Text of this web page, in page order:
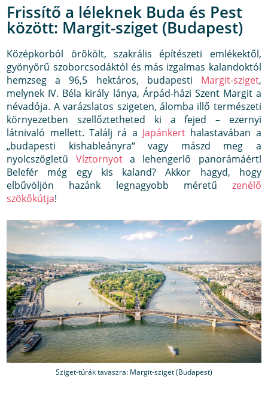
Frissítő a léleknek Buda és Pest
között: Margit-sziget (Budapest)
Középkorból örökölt, szakrális építészeti emlékektől,
gyönyörű szoborcsodáktól és más izgalmas kalandoktól
hemzseg a 96,5 hektáros, budapesti Margit-sziget,
melynek IV. Béla király lánya, Árpád-házi Szent Margit a
névadója. A varázslatos szigeten, álomba illő természeti
környezetben szellőztetheted ki a fejed – ezernyi
látnivaló mellett. Találj rá a Japánkert halastavában a
„budapesti kishableányra“ vagy mászd meg a
nyolcszögletű Víztornyota lehengerlő panorámáért!
Belefér még egy kis kaland? Akkor hagyd, hogy
elbűvöljön hazánk legnagyobb méretű zenélő
szökőkútja!
Sziget-túrák tavaszra: Margit-sziget (Budapest)